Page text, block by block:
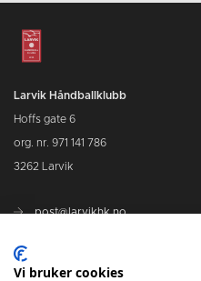
Larvik Håndballklubb
Hoffs gate 6
org. nr. 971 141 786
3262 Larvik
post@larvikhk.no
Vi bruker cookies